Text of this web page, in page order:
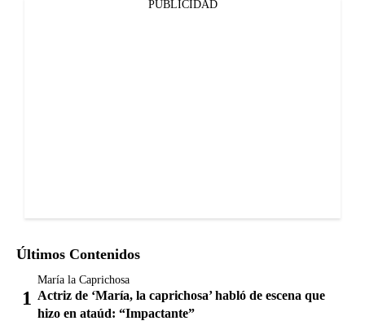
PUBLICIDAD
Últimos Contenidos
María la Caprichosa
Actriz de ‘María, la caprichosa’ habló de escena que
hizo en ataúd: “Impactante”